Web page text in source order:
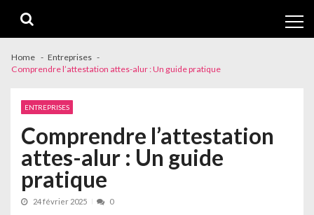
navigation
content
Home
Entreprises
Comprendre l’attestation attes-alur : Un guide pratique
ENTREPRISES
Comprendre l’attestation
attes-alur : Un guide
pratique
24 février 2025 0